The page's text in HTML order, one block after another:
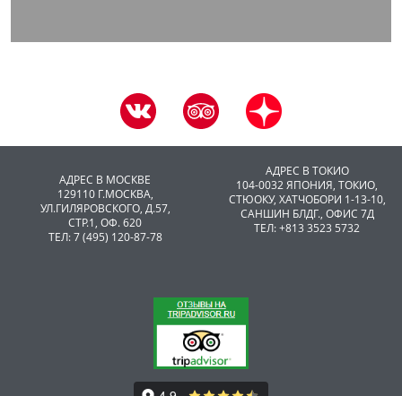
АДРЕС В МОСКВЕ
129110 Г.МОСКВА,
УЛ.ГИЛЯРОВСКОГО, Д.57,
СТР.1, ОФ. 620
ТЕЛ: 7 (495) 120-87-78
АДРЕС В ТОКИО
104-0032 ЯПОНИЯ, ТОКИО,
CТЮОКУ, ХАТЧОБОРИ 1-13-10,
САНШИН БЛДГ., ОФИС 7Д
ТЕЛ: +813 3523 5732